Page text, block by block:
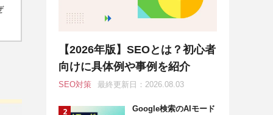
【2026年版】SEOとは？初心者
向けに具体例や事例を紹介
SEO対策 最終更新日：2026.08.03
Google検索のAIモード